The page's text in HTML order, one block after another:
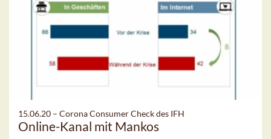
15.06.20 – Corona Consumer Check des IFH
Online-Kanal mit Mankos